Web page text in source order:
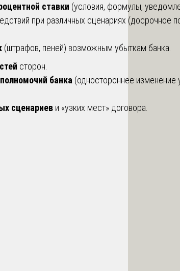
ставки (условия, формулы,
при различных сценариях (досрочное
(штрафов, пеней) возможным убыткам банка.
сторон.
банка (одностороннее изменение
сценариев и «узких мест» договора.